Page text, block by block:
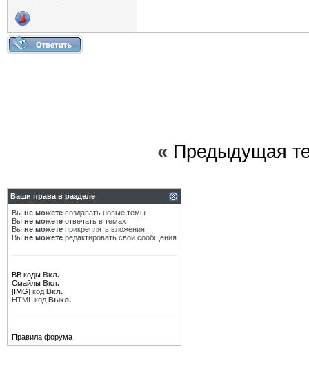
« Предыдущая
Ваши права в разделе
Вы не можете создавать новые темы
Вы не можете отвечать в темах
Вы не можете прикреплять вложения
Вы не можете редактировать свои сообщения
BB коды Вкл.
Смайлы Вкл.
[IMG] код Вкл.
HTML код Выкл.
Правила форума